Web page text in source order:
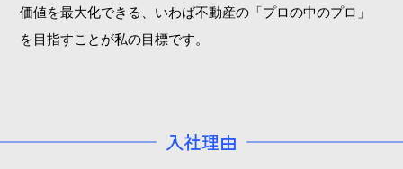
価値を最大化できる、いわば不動産の「プロの中のプロ」
を目指すことが私の目標です。
入社理由